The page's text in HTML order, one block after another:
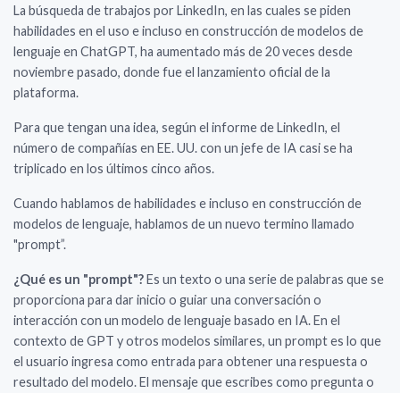
La búsqueda de trabajos por LinkedIn, en las cuales se piden
habilidades en el uso e incluso en construcción de modelos de
lenguaje en ChatGPT, ha aumentado más de 20 veces desde
noviembre pasado, donde fue el lanzamiento oficial de la
plataforma.
Para que tengan una idea, según el informe de LinkedIn, el
número de compañías en EE. UU. con un jefe de IA casi se ha
triplicado en los últimos cinco años.
Cuando hablamos de habilidades e incluso en construcción de
modelos de lenguaje, hablamos de un nuevo termino llamado
"prompt”.
¿Qué es un "prompt"?Es un texto o una serie de palabras que se
proporciona para dar inicio o guiar una conversación o
interacción con un modelo de lenguaje basado en IA. En el
contexto de GPT y otros modelos similares, un prompt es lo que
el usuario ingresa como entrada para obtener una respuesta o
resultado del modelo. El mensaje que escribes como pregunta o